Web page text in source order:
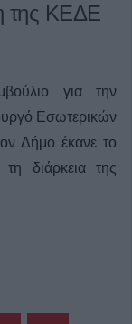
της ΚΕΔE
για την
Εσωτερικών
Δήμο έκανε το
διάρκεια της